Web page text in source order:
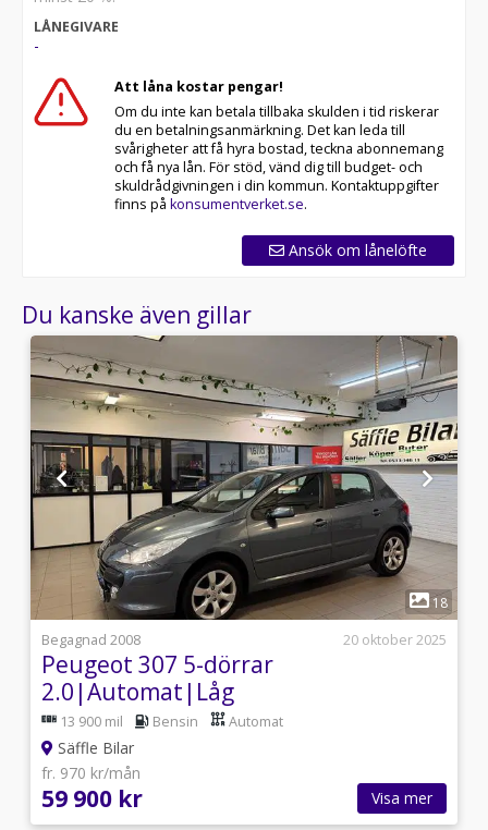
LÅNEGIVARE
-
Att låna kostar pengar!
Om du inte kan betala tillbaka skulden i tid riskerar
du en betalningsanmärkning. Det kan leda till
svårigheter att få hyra bostad, teckna abonnemang
och få nya lån. För stöd, vänd dig till budget- och
skuldrådgivningen i din kommun. Kontaktuppgifter
finns på konsumentverket.se.
Ansök om lånelöfte
Du kanske även gillar
1
18
Begagnad 2008
20 oktober 2025
Peugeot 307 5-dörrar
2.0|Automat|Låg
mil|Dragkrok|Euro 4!
13 900 mil Bensin Automat
Säffle Bilar
fr. 970 kr/mån
59 900 kr Visa mer